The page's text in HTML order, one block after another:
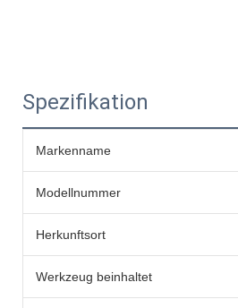
Spezifikation
Markenname
Modellnummer
Herkunftsort
Werkzeug beinhaltet